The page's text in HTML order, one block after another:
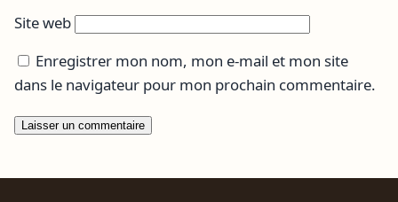
Site web
Enregistrer mon nom, mon e-mail et mon site
dans le navigateur pour mon prochain commentaire.